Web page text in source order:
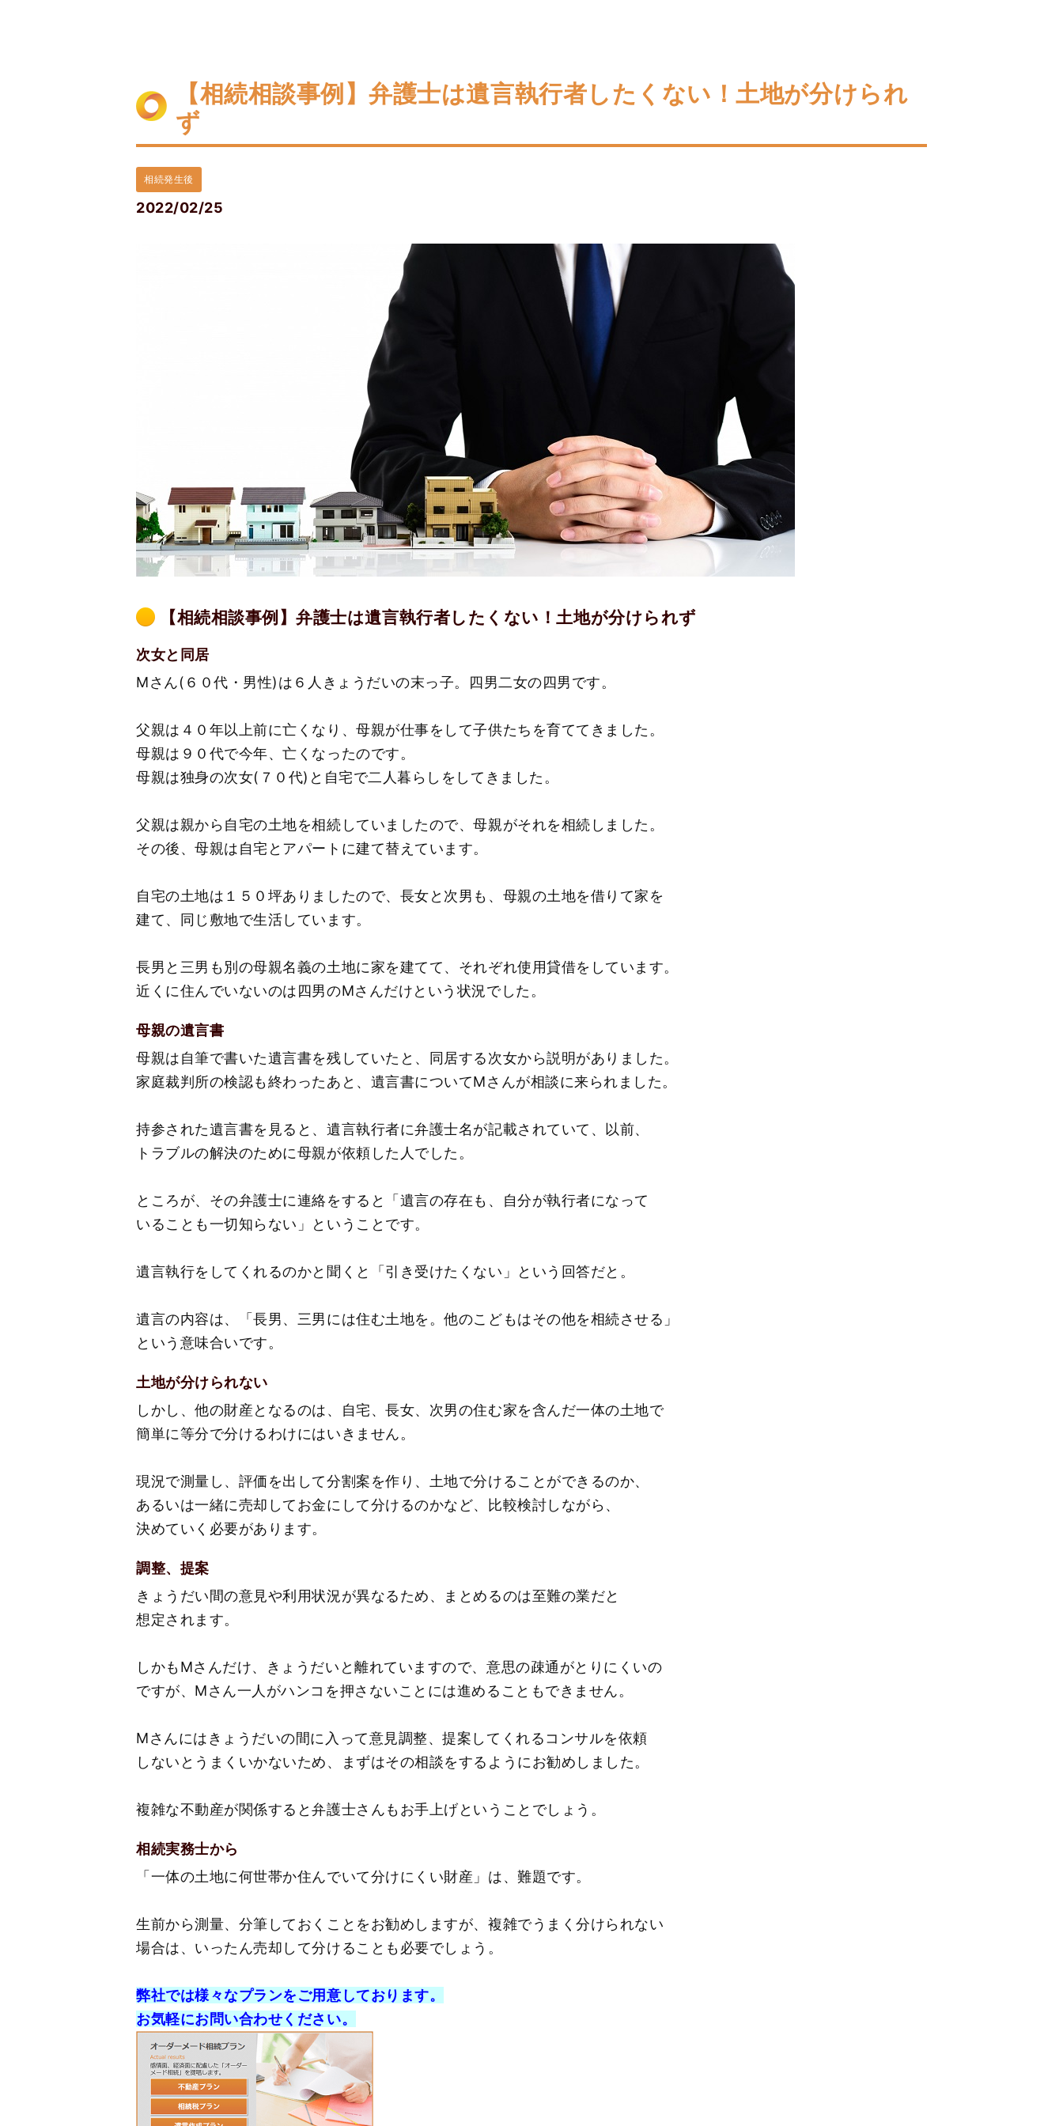
【相続相談事例】弁護士は遺言執行者したくない！土地が分けられ
ず
相続発生後
2022/02/25
【相続相談事例】弁護士は遺言執行者したくない！土地が分けられず
次女と同居
Мさん(６０代・男性)は６人きょうだいの末っ子。四男二女の四男です。
父親は４０年以上前に亡くなり、母親が仕事をして子供たちを育ててきました。
母親は９０代で今年、亡くなったのです。
母親は独身の次女(７０代)と自宅で二人暮らしをしてきました。
父親は親から自宅の土地を相続していましたので、母親がそれを相続しました。
その後、母親は自宅とアパートに建て替えています。
自宅の土地は１５０坪ありましたので、長女と次男も、母親の土地を借りて家を
建て、同じ敷地で生活しています。
長男と三男も別の母親名義の土地に家を建てて、それぞれ使用貸借をしています。
近くに住んでいないのは四男のМさんだけという状況でした。
母親の遺言書
母親は自筆で書いた遺言書を残していたと、同居する次女から説明がありました。
家庭裁判所の検認も終わったあと、遺言書についてМさんが相談に来られました。
持参された遺言書を見ると、遺言執行者に弁護士名が記載されていて、以前、
トラブルの解決のために母親が依頼した人でした。
ところが、その弁護士に連絡をすると「遺言の存在も、自分が執行者になって
いることも一切知らない」ということです。
遺言執行をしてくれるのかと聞くと「引き受けたくない」という回答だと。
遺言の内容は、「長男、三男には住む土地を。他のこどもはその他を相続させる」
という意味合いです。
土地が分けられない
しかし、他の財産となるのは、自宅、長女、次男の住む家を含んだ一体の土地で
簡単に等分で分けるわけにはいきません。
現況で測量し、評価を出して分割案を作り、土地で分けることができるのか、
あるいは一緒に売却してお金にして分けるのかなど、比較検討しながら、
決めていく必要があります。
調整、提案
きょうだい間の意見や利用状況が異なるため、まとめるのは至難の業だと
想定されます。
しかもМさんだけ、きょうだいと離れていますので、意思の疎通がとりにくいの
ですが、Мさん一人がハンコを押さないことには進めることもできません。
Мさんにはきょうだいの間に入って意見調整、提案してくれるコンサルを依頼
しないとうまくいかないため、まずはその相談をするようにお勧めしました。
複雑な不動産が関係すると弁護士さんもお手上げということでしょう。
相続実務士から
「一体の土地に何世帯か住んでいて分けにくい財産」は、難題です。
生前から測量、分筆しておくことをお勧めしますが、複雑でうまく分けられない
場合は、いったん売却して分けることも必要でしょう。
弊社では様々なプランをご用意しております。
お気軽にお問い合わせください。